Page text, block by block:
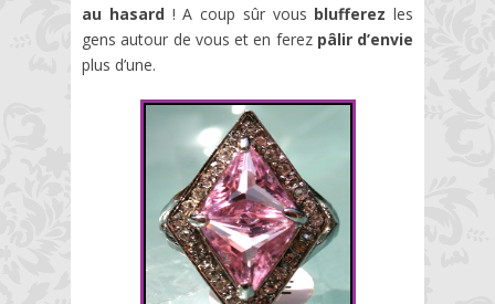
au hasard! A coup sûr vous blufferez les
gens autour de vous et en ferez pâlir d’envie
plus d’une.